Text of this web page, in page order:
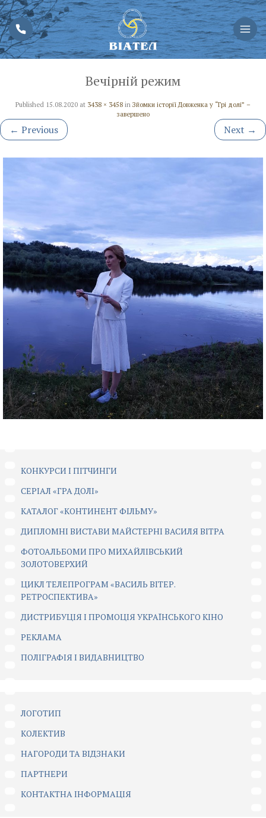
Вечірній режим
Published 15.08.2020 at 3438 × 3458 in Зйомки історії Довженка у “Грі долі” –
завершено
← Previous Next →
КОНКУРСИ І ПІТЧИНГИ
CЕРІАЛ «ГРА ДОЛІ»
КАТАЛОГ «КОНТИНЕНТ ФІЛЬМУ»
ДИПЛОМНІ ВИСТАВИ МАЙСТЕРНІ ВАСИЛЯ ВІТРА
ФОТОАЛЬБОМИ ПРО МИХАЙЛІВСЬКИЙ
ЗОЛОТОВЕРХИЙ
ЦИКЛ ТЕЛЕПРОГРАМ «ВАСИЛЬ ВІТЕР.
РЕТРОСПЕКТИВА»
ДИСТРИБУЦІЯ І ПРОМОЦІЯ УКРАЇНСЬКОГО КІНО
РЕКЛАМА
ПОЛІГРАФІЯ І ВИДАВНИЦТВО
ЛОГОТИП
КОЛЕКТИВ
НАГОРОДИ ТА ВІДЗНАКИ
ПАРТНЕРИ
КОНТАКТНА ІНФОРМАЦІЯ